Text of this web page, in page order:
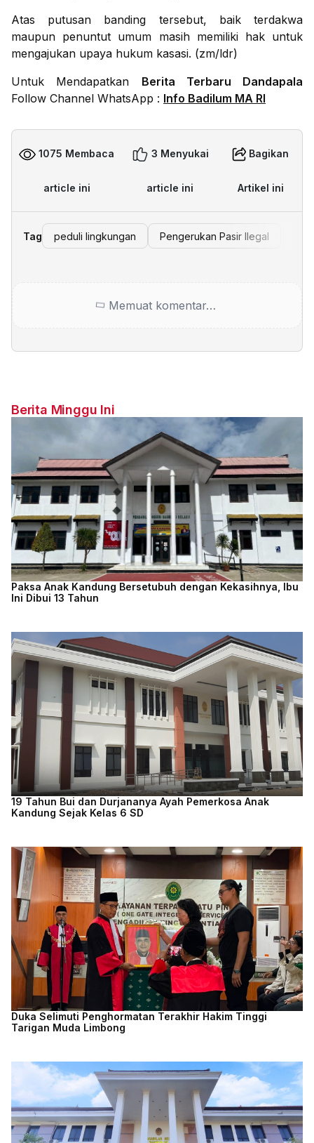
Atas putusan banding tersebut, baik terdakwa
maupun penuntut umum masih memiliki hak untuk
mengajukan upaya hukum kasasi. (zm/ldr)
Untuk Mendapatkan Berita Terbaru Dandapala
Follow Channel WhatsApp : Info Badilum MA RI
1075 Membaca
article ini
3 Menyukai
article ini
Bagikan
Artikel ini
Tag peduli lingkungan Pengerukan Pasir Ilegal
Memuat komentar…
Berita Minggu Ini
Paksa Anak Kandung Bersetubuh dengan Kekasihnya, Ibu
Ini Dibui 13 Tahun
19 Tahun Bui dan Durjananya Ayah Pemerkosa Anak
Kandung Sejak Kelas 6 SD
Duka Selimuti Penghormatan Terakhir Hakim Tinggi
Tarigan Muda Limbong